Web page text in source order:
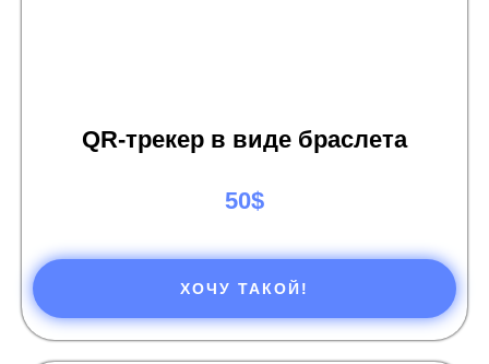
QR-трекер в виде браслета
50$
ХОЧУ ТАКОЙ!